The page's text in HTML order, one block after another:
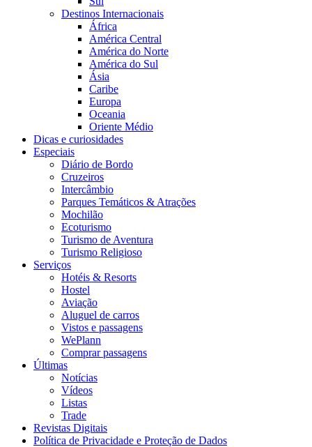
Destinos Internacionais
África
América Central
América do Norte
América do Sul
Ásia
Caribe
Europa
Oceania
Oriente Médio
Dicas e curiosidades
Especiais
Diário de Bordo
Cruzeiros
Intercâmbio
Parques Temáticos & Atrações
Mochilão
Ecoturismo
Turismo de Aventura
Turismo Religioso
Serviços
Hotéis & Resorts
Hostel
Aviação
Aluguel de carros
Vistos e passagens
WePlann
Comprar passagens
Últimas
Notícias
Vídeos
Listas
Trade
Revistas Digitais
Política de Privacidade e Proteção de Dados